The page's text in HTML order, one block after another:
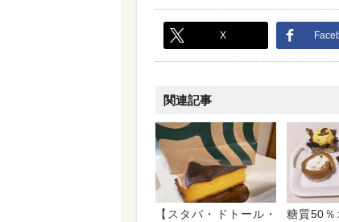
X
関連記事
【スタバ・ドトール・ 糖質50％